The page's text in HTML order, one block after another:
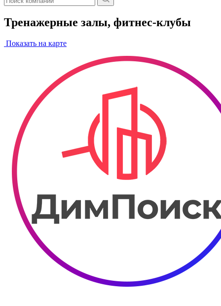
Тренажерные залы, фитнес-клубы
Показать на карте